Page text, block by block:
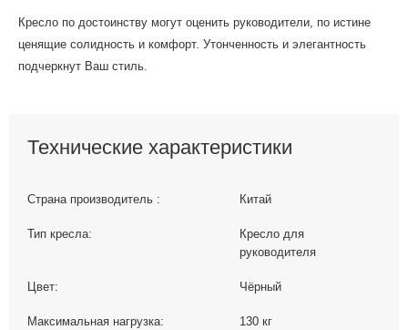
Кресло по достоинству могут оценить руководители, по истине
ценящие солидность и комфорт. Утонченность и элегантность
подчеркнут Ваш стиль.
Технические характеристики
Страна производитель : Китай
Тип кресла:
Кресло для
руководителя
Цвет: Чёрный
Максимальная нагрузка: 130 кг